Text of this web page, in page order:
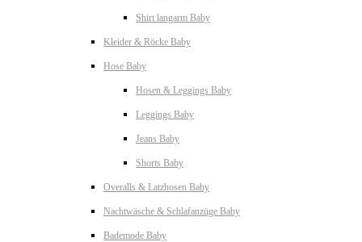
Shirt langarm Baby
Kleider & Röcke Baby
Hose Baby
Hosen & Leggings Baby
Leggings Baby
Jeans Baby
Shorts Baby
Overalls & Latzhosen Baby
Nachtwäsche & Schlafanzüge Baby
Bademode Baby